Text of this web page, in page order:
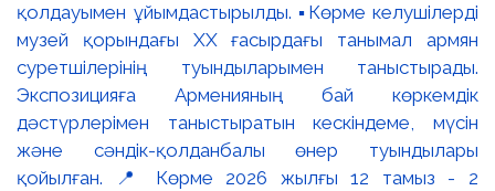
қолдауымен ұйымдастырылды. ▪️Көрме келушілерді
музей қорындағы ХХ ғасырдағы танымал армян
суретшілерінің туындыларымен таныстырады.
Экспозицияға Арменияның бай көркемдік
дәстүрлерімен таныстыратын кескіндеме, мүсін
және сәндік-қолданбалы өнер туындылары
қойылған. 📍 Көрме 2026 жылғы 12 тамыз - 2